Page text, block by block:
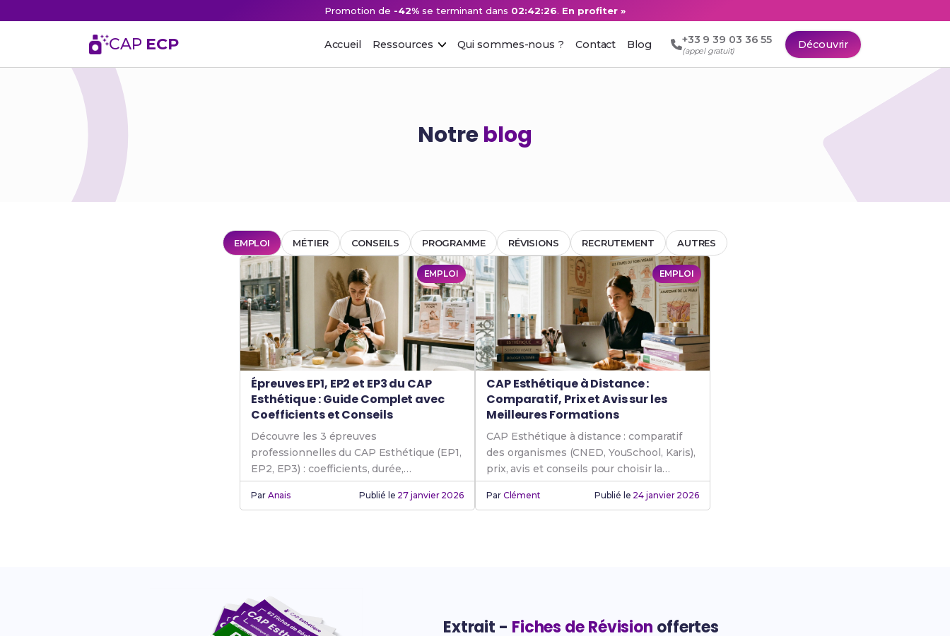
Promotion de -42% se terminant dans 02:42:26. En profiter »
CAP ECP Accueil Ressources Qui sommes-nous ? Contact Blog +33 9 39 03 36 55
(appel gratuit)
Découvrir
Notreblog
EMPLOI MÉTIER CONSEILS PROGRAMME RÉVISIONS RECRUTEMENT AUTRES
EMPLOI
Épreuves EP1, EP2 et EP3 du CAP
Esthétique : Guide Complet avec
Coefficients et Conseils
Découvre les 3 épreuves
professionnelles du CAP Esthétique (EP1,
EP2, EP3) : coefficients, durée,
déroulement et conseils pour réussir ton
examen.
Par Anais Publié le 27 janvier 2026
EMPLOI
CAP Esthétique à Distance :
Comparatif, Prix et Avis sur les
Meilleures Formations
CAP Esthétique à distance : comparatif
des organismes (CNED, YouSchool, Karis),
prix, avis et conseils pour choisir la
meilleure formation en ligne.
Par Clément Publié le 24 janvier 2026
Extrait - Fiches de Révision offertes